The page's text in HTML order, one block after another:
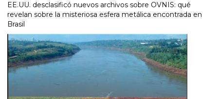
EE.UU. desclasificó nuevos archivos sobre OVNIS: qué
revelan sobre la misteriosa esfera metálica encontrada en
Brasil